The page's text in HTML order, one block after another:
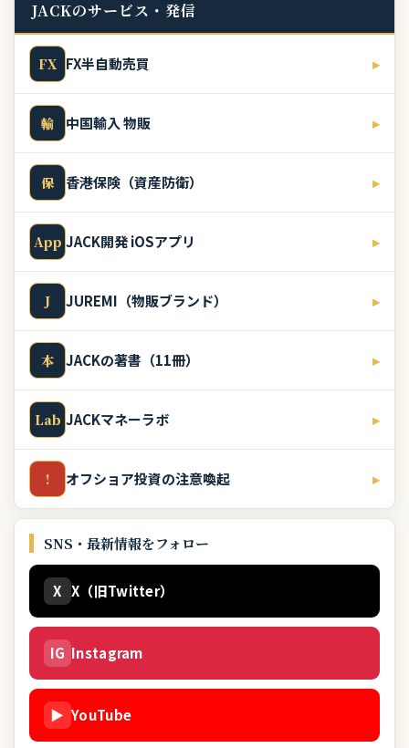
JACKのサービス・発信
FX FX半自動売買 ▸
輸 中国輸入 物販 ▸
保 香港保険（資産防衛） ▸
App JACK開発 iOSアプリ ▸
J JUREMI（物販ブランド） ▸
本 JACKの著書（11冊） ▸
Lab JACKマネーラボ ▸
! オフショア投資の注意喚起 ▸
SNS・最新情報をフォロー
X X（旧Twitter）
IG Instagram
▶ YouTube